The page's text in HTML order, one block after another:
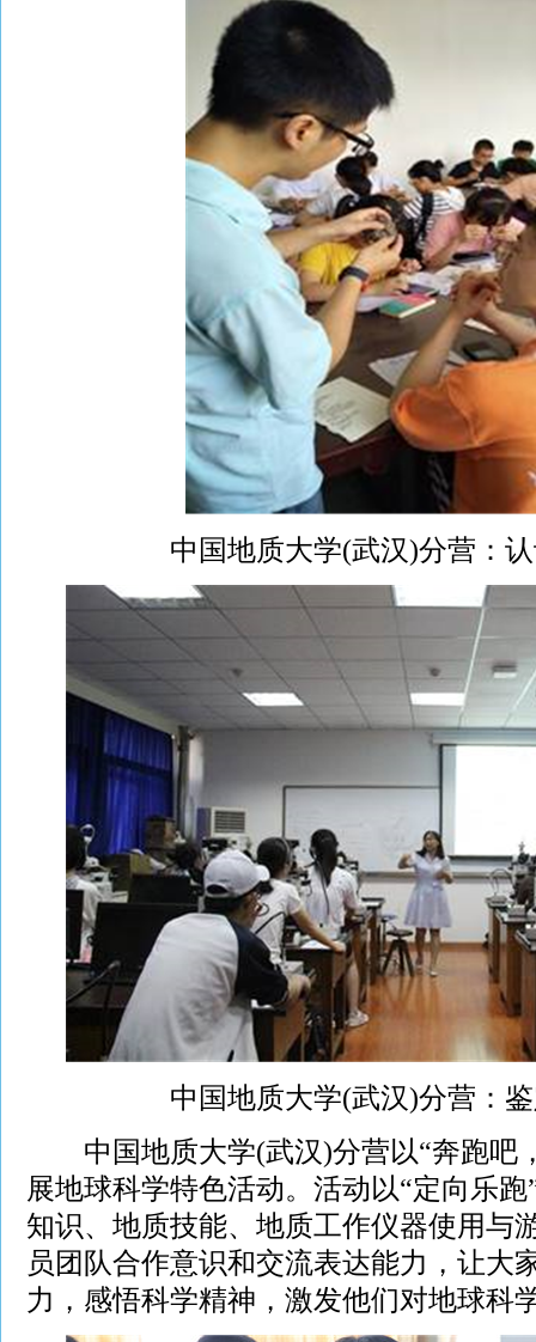
中国地质大学(武汉)分营：
中国地质大学(武汉)分营：
中国地质大学(武汉)分营以“奔跑吧
展地球科学特色活动。活动以“定向乐
知识、地质技能、地质工作仪器使用与
员团队合作意识和交流表达能力，让大
力，感悟科学精神，激发他们对地球科